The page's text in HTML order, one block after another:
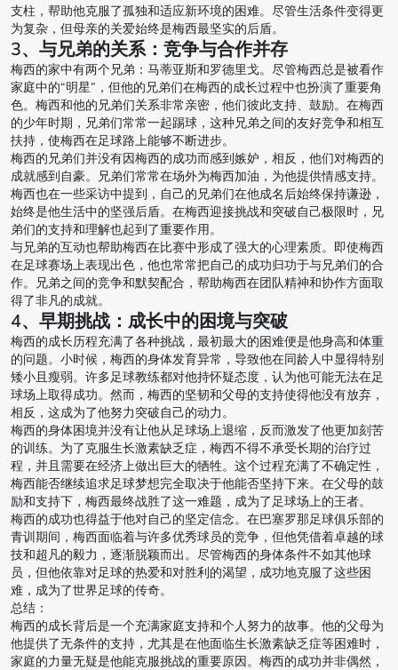
支柱，帮助他克服了孤独和适应新环境的困难。尽管生活条件变得更
为复杂，但母亲的关爱始终是梅西最坚实的后盾。
3、与兄弟的关系：竞争与合作并存
梅西的家中有两个兄弟：马蒂亚斯和罗德里戈。尽管梅西总是被看作
家庭中的“明星”，但他的兄弟们在梅西的成长过程中也扮演了重要角
色。梅西和他的兄弟们关系非常亲密，他们彼此支持、鼓励。在梅西
的少年时期，兄弟们常常一起踢球，这种兄弟之间的友好竞争和相互
扶持，使梅西在足球路上能够不断进步。
梅西的兄弟们并没有因梅西的成功而感到嫉妒，相反，他们对梅西的
成就感到自豪。兄弟们常常在场外为梅西加油，为他提供情感支持。
梅西也在一些采访中提到，自己的兄弟们在他成名后始终保持谦逊，
始终是他生活中的坚强后盾。在梅西迎接挑战和突破自己极限时，兄
弟们的支持和理解也起到了重要作用。
与兄弟的互动也帮助梅西在比赛中形成了强大的心理素质。即使梅西
在足球赛场上表现出色，他也常常把自己的成功归功于与兄弟们的合
作。兄弟之间的竞争和默契配合，帮助梅西在团队精神和协作方面取
得了非凡的成就。
4、早期挑战：成长中的困境与突破
梅西的成长历程充满了各种挑战，最初最大的困难便是他身高和体重
的问题。小时候，梅西的身体发育异常，导致他在同龄人中显得特别
矮小且瘦弱。许多足球教练都对他持怀疑态度，认为他可能无法在足
球场上取得成功。然而，梅西的坚韧和父母的支持使得他没有放弃，
相反，这成为了他努力突破自己的动力。
梅西的身体困境并没有让他从足球场上退缩，反而激发了他更加刻苦
的训练。为了克服生长激素缺乏症，梅西不得不承受长期的治疗过
程，并且需要在经济上做出巨大的牺牲。这个过程充满了不确定性，
梅西能否继续追求足球梦想完全取决于他能否坚持下来。在父母的鼓
励和支持下，梅西最终战胜了这一难题，成为了足球场上的王者。
梅西的成功也得益于他对自己的坚定信念。在巴塞罗那足球俱乐部的
青训期间，梅西面临着与许多优秀球员的竞争，但他凭借着卓越的球
技和超凡的毅力，逐渐脱颖而出。尽管梅西的身体条件不如其他球
员，但他依靠对足球的热爱和对胜利的渴望，成功地克服了这些困
难，成为了世界足球的传奇。
总结：
梅西的成长背后是一个充满家庭支持和个人努力的故事。他的父母为
他提供了无条件的支持，尤其是在他面临生长激素缺乏症等困难时，
家庭的力量无疑是他能克服挑战的重要原因。梅西的成功并非偶然，